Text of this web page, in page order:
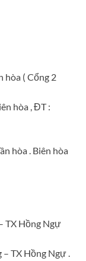
hòa ( Cổng 2
hòa , ĐT :
hòa . Biên hòa
TX Hồng Ngự
– TX Hồng Ngự .